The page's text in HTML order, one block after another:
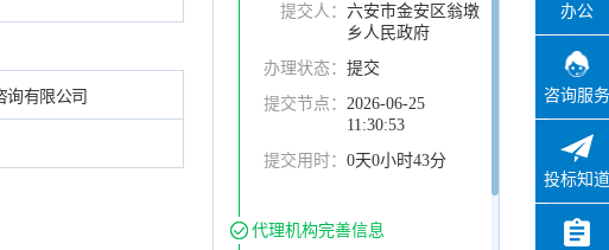
办公
咨询服务
投标知道
询有限公司
提交人： 六安市金安区翁墩
乡人民政府
办理状态： 提交
提交节点： 2026-06-25
11:30:53
提交用时： 0天0小时43分
代理机构完善信息